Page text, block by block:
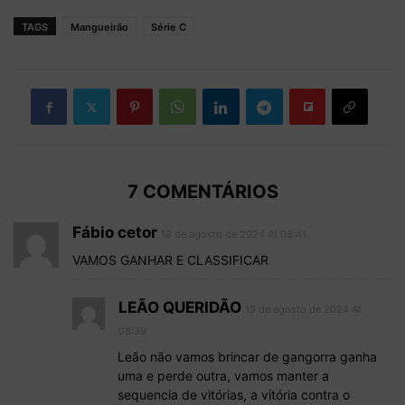
TAGS Mangueirão Série C
7 COMENTÁRIOS
Fábio cetor
VAMOS GANHAR E CLASSIFICAR
LEÃO QUERIDÃO
Leão não vamos brincar de gangorra ganha
uma e perde outra, vamos manter a
sequencia de vitórias, a vitória contra o